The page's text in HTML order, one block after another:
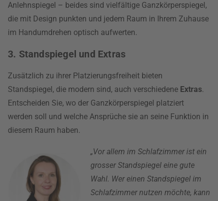
Anlehnspiegel – beides sind vielfältige Ganzkörperspiegel,
die mit Design punkten und jedem Raum in Ihrem Zuhause
im Handumdrehen optisch aufwerten.
3. Standspiegel und Extras
Zusätzlich zu ihrer Platzierungsfreiheit bieten
Standspiegel, die modern sind, auch verschiedene Extras.
Entscheiden Sie, wo der Ganzkörperspiegel platziert
werden soll und welche Ansprüche sie an seine Funktion in
diesem Raum haben.
„Vor allem im Schlafzimmer ist ein
grosser Standspiegel eine gute
Wahl. Wer einen Standspiegel im
Schlafzimmer nutzen möchte, kann